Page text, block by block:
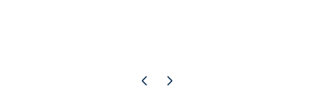
Pagina precedente
Pagina successiva